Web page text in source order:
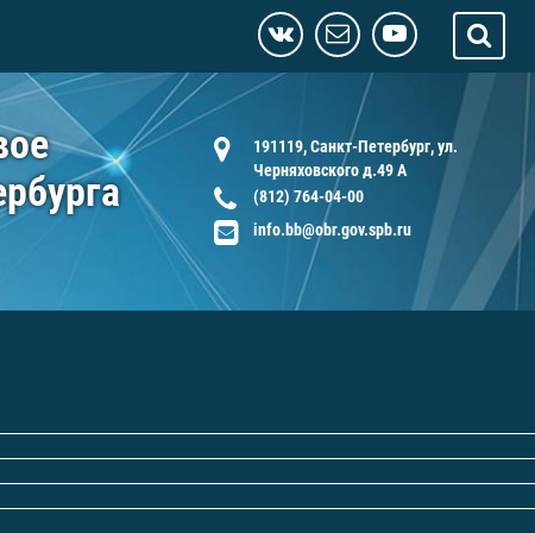
191119, Санкт-Петербург, ул.
Черняховского д.49 А
(812) 764-04-00
info.bb@obr.gov.spb.ru